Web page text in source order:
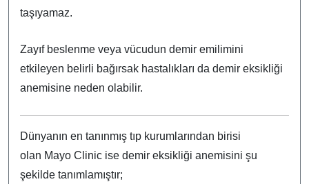
taşıyamaz.
Zayıf beslenme veya vücudun demir emilimini
etkileyen belirli bağırsak hastalıkları da demir eksikliği
anemisine neden olabilir.
Dünyanın en tanınmış tıp kurumlarından birisi
olan Mayo Clinic ise demir eksikliği anemisini şu
şekilde tanımlamıştır;